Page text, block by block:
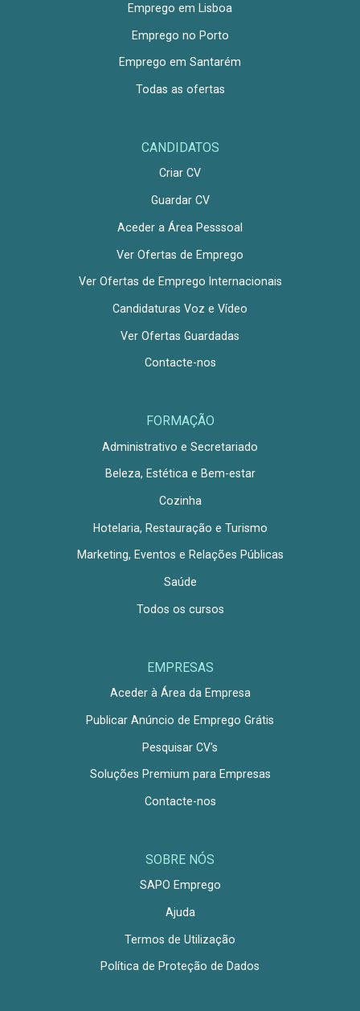
Emprego em Lisboa
Emprego no Porto
Emprego em Santarém
Todas as ofertas
CANDIDATOS
Criar CV
Guardar CV
Aceder a Área Pesssoal
Ver Ofertas de Emprego
Ver Ofertas de Emprego Internacionais
Candidaturas Voz e Vídeo
Ver Ofertas Guardadas
Contacte-nos
FORMAÇÃO
Administrativo e Secretariado
Beleza, Estética e Bem-estar
Cozinha
Hotelaria, Restauração e Turismo
Marketing, Eventos e Relações Públicas
Saúde
Todos os cursos
EMPRESAS
Aceder à Área da Empresa
Publicar Anúncio de Emprego Grátis
Pesquisar CV's
Soluções Premium para Empresas
Contacte-nos
SOBRE NÓS
SAPO Emprego
Ajuda
Termos de Utilização
Política de Proteção de Dados